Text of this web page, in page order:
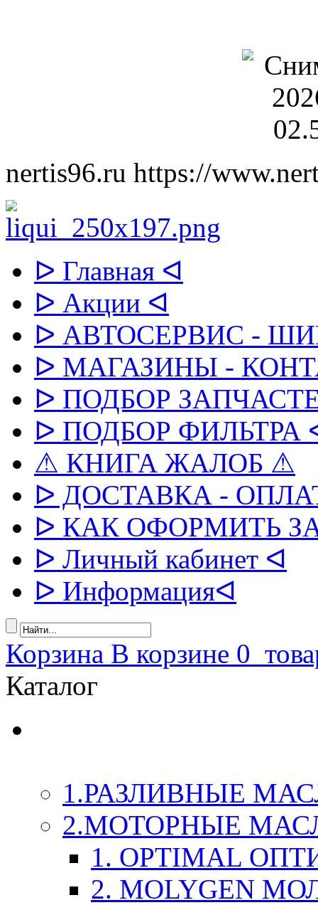
nertis96.ru https://
ᐅ Главная ᐊ
ᐅ Акции ᐊ
ᐅ АВТОСЕРВИС -
ᐅ МАГАЗИНЫ -
ᐅ ПОДБОР
ᐅ ПОДБОР ФИЛЬТРА
⚠ КНИГА ЖАЛОБ ⚠
ᐅ ДОСТАВКА -
ᐅ КАК ОФОРМИТЬ
ᐅ Личный кабинет ᐊ
ᐅ Информацияᐊ
Корзина В корзине 0
Каталог
1.РАЗЛИВНЫЕ
2.МОТОРНЫЕ
1. OPTIMAL
2. MOLYGEN